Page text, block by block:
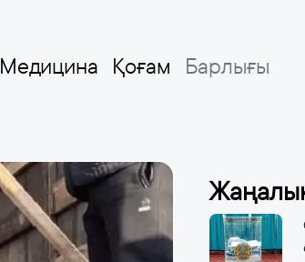
Медицина Қоғам Барлығы